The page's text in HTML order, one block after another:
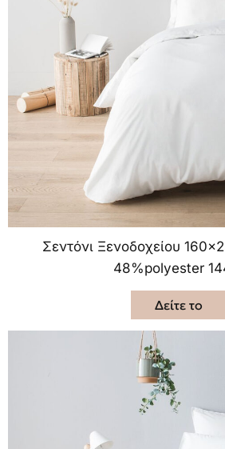
Σεντόνι Ξενοδοχείου
48%polyester
Δείτε το